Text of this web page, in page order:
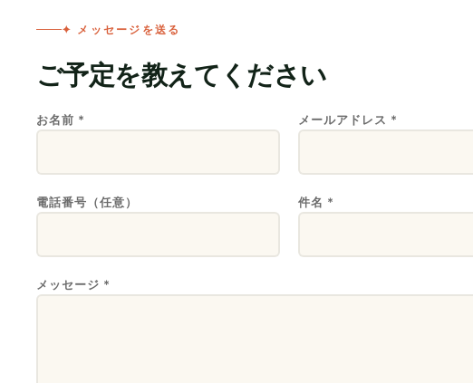
✦ メッセージを送る
ご予定を教えてください
お名前 * メールアドレス *
電話番号（任意） 件名 *
メッセージ *